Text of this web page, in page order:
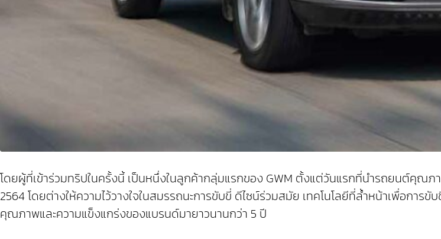
โดยผู้ที่เข้าร่วมทริปในครั้งนี้ เป็นหนึ่งในลูกค้ากลุ่มแรกของ GWM ตั้งแต่วันแรกที่นำรถยนต์คุณภา
2564 โดยต่างให้ความไว้วางใจในสมรรถนะการขับขี่ ดีไซน์ร่วมสมัย เทคโนโลยีที่ล้ำหน้าเพื่อก
คุณภาพและความแข็งแกร่งของแบรนด์มายาวนานกว่า 5 ปี